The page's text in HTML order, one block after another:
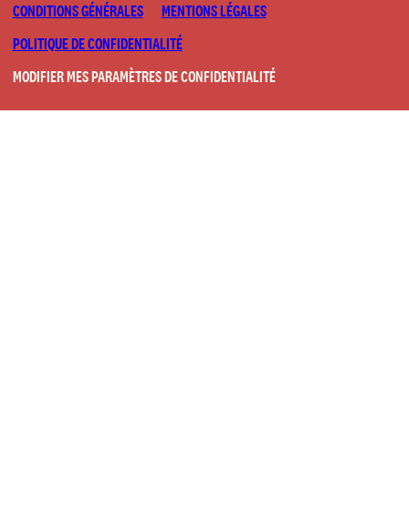
CONDITIONS GÉNÉRALES
MENTIONS LÉGALES
POLITIQUE DE CONFIDENTIALITÉ
MODIFIER MES PARAMÈTRES DE CONFIDENTIALITÉ